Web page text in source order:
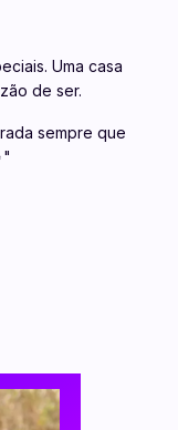
Uma casa
de ser.
sempre que